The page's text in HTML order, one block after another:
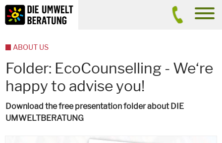
Inhalt
Suche
Folder: EcoCounselling - We‘re
happy to advise you!
Download the free presentation folder about DIE
UMWELTBERATUNG
ABOUT US